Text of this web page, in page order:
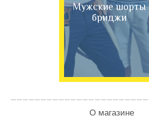
Мужские шорты
бриджи
О магазине